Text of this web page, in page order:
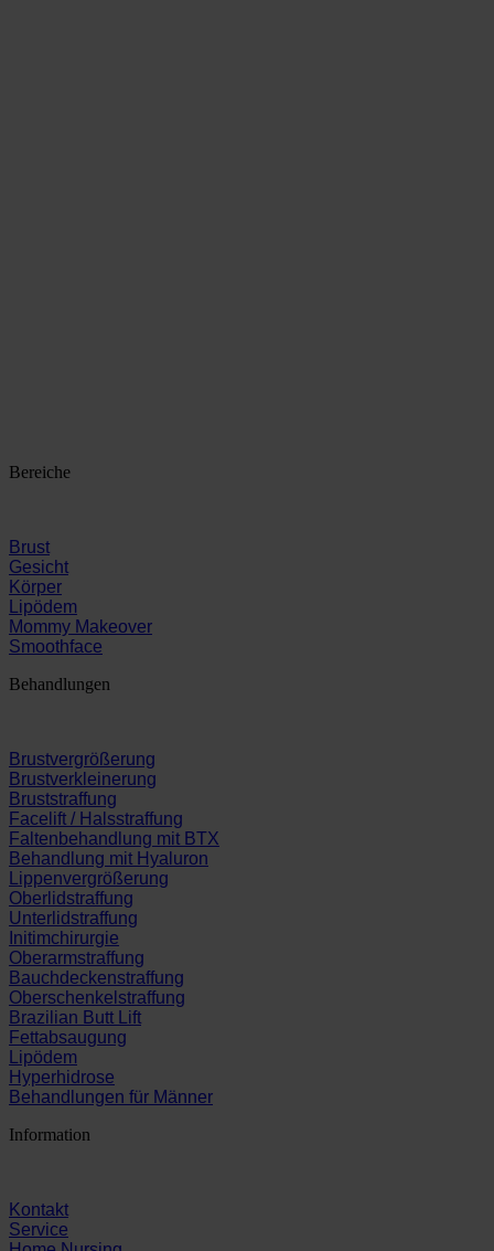
Bereiche
Brust
Gesicht
Körper
Lipödem
Mommy Makeover
Smoothface
Behandlungen
Brustvergrößerung
Brustverkleinerung
Bruststraffung
Facelift / Halsstraffung
Faltenbehandlung mit BTX
Behandlung mit Hyaluron
Lippenvergrößerung
Oberlidstraffung
Unterlidstraffung
Initimchirurgie
Oberarmstraffung
Bauchdeckenstraffung
Oberschenkelstraffung
Brazilian Butt Lift
Fettabsaugung
Lipödem
Hyperhidrose
Behandlungen für Männer
Information
Kontakt
Service